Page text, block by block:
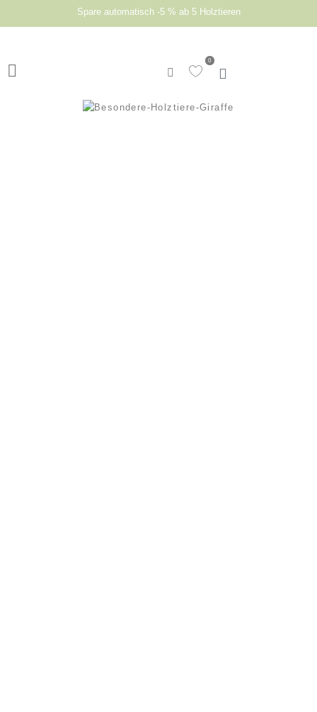
Spare automatisch -5 % ab 5 Holztieren
0